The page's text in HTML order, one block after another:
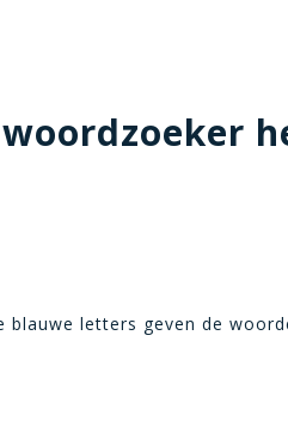
letters geven de